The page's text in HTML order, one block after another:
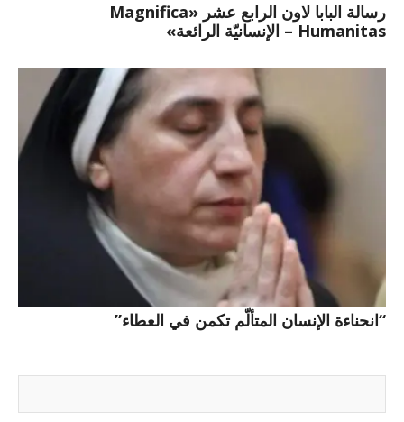
رسالة البابا لاون الرابع عشر «Magnifica
Humanitas – الإنسانيّة الرائعة»
“انحناءة الإنسان المتألّم تكمن في العطاء”